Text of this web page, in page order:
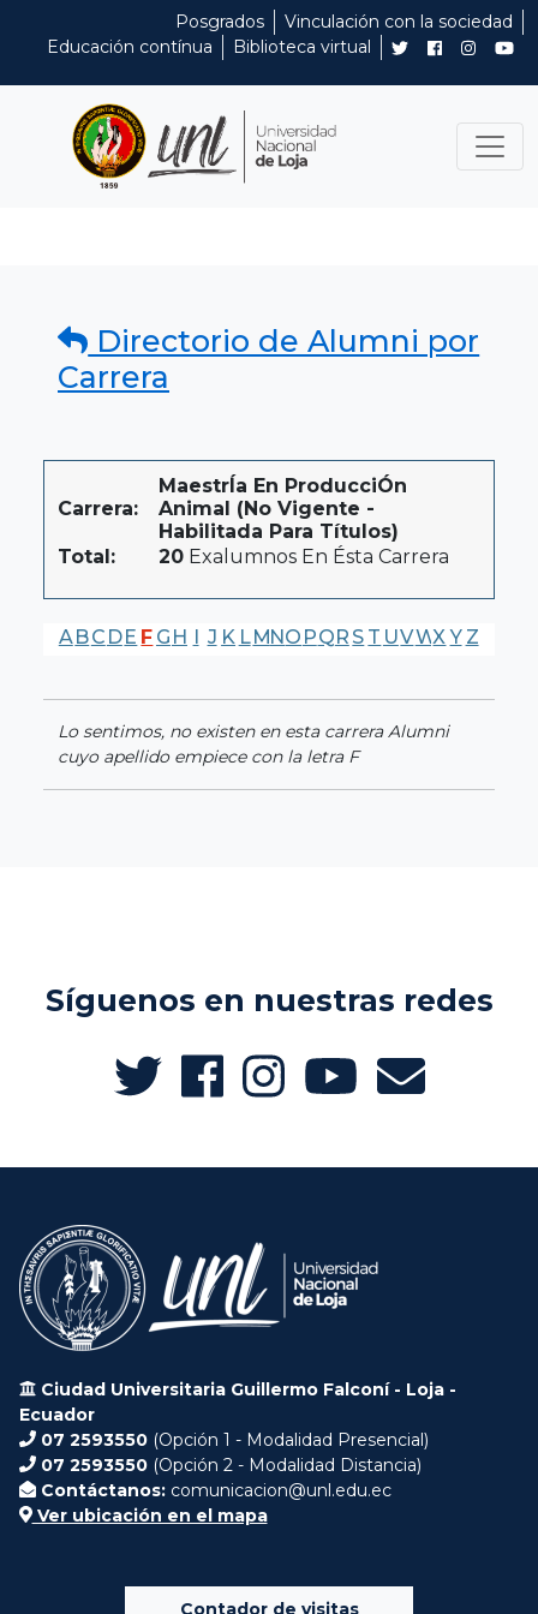
Posgrados
Vinculación con la sociedad
Educación contínua
Biblioteca virtual
Directorio de Alumni por
Carrera
Carrera:
MaestrÍa En ProducciÓn
Animal (No Vigente -
Habilitada Para Títulos)
Total:
20 Exalumnos En Ésta Carrera
A BC DE F G H I J K LMNO PQR S T UVWX Y Z
Lo sentimos, no existen en esta carrera Alumni
cuyo apellido empiece con la letra F
Síguenos en nuestras redes
Ciudad Universitaria Guillermo Falconí - Loja -
Ecuador
07 2593550 (Opción 1 - Modalidad Presencial)
07 2593550 (Opción 2 - Modalidad Distancia)
Contáctanos: comunicacion@unl.edu.ec
Ver ubicación en el mapa
Contador de visitas